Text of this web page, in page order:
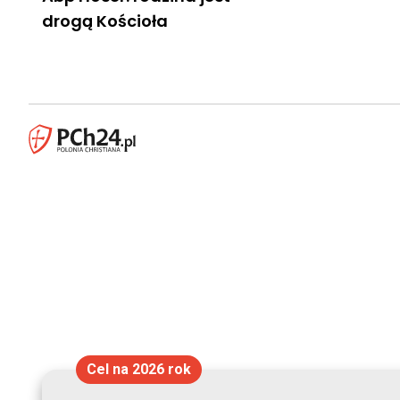
drogą Kościoła
Cel na 2026 rok